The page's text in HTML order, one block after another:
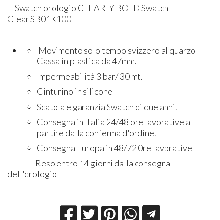
Swatch orologio CLEARLY BOLD Swatch
Clear SB01K100
Movimento solo tempo svizzero al quarzo
Cassa in plastica da 47mm.
Impermeabilità 3 bar/ 30 mt.
Cinturino in silicone
Scatola e garanzia Swatch di due anni.
Consegna in Italia 24/48 ore lavorative a
partire dalla conferma d'ordine.
Consegna Europa in 48/72 0re lavorative.
Reso entro 14 giorni dalla consegna
dell'orologio